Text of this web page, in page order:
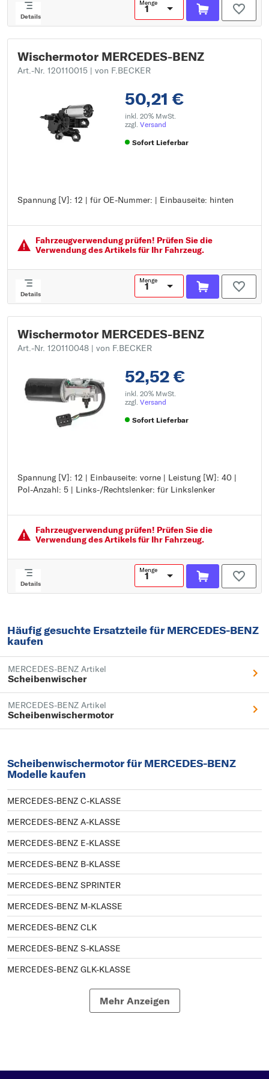
Details
Menge
Wischermotor MERCEDES-BENZ
Art.-Nr. 120110015 | von F.BECKER
50,21 €
inkl. 20% MwSt.
zzgl. Versand
Sofort Lieferbar
Spannung [V]: 12 | für OE-Nummer: | Einbauseite: hinten
Spannung [V]: 12
Einbauseite: hinten
Fahrzeugver­wendung prüfen! Prüfen Sie die
Verwendung des Artikels für Ihr Fahrzeug.
Details
Menge
Wischermotor MERCEDES-BENZ
Art.-Nr. 120110048 | von F.BECKER
52,52 €
inkl. 20% MwSt.
zzgl. Versand
Sofort Lieferbar
Spannung [V]: 12 | Einbauseite: vorne | Leistung [W]: 40 |
Pol-Anzahl: 5 | Links-/Rechtslenker: für Linkslenker
Spannung [V]: 12
Einbauseite: vorne
Pol-Anzahl: 5
Links-/Rechtslenker: für Linkslenker
Fahrzeugver­wendung prüfen! Prüfen Sie die
Verwendung des Artikels für Ihr Fahrzeug.
Details
Menge
Häufig gesuchte Ersatzteile für MERCEDES-BENZ
kaufen
MERCEDES-BENZ Artikel
Scheibenwischer
MERCEDES-BENZ Artikel
Scheibenwischermotor
Scheibenwischermotor für MERCEDES-BENZ
Modelle kaufen
MERCEDES-BENZ C-KLASSE
MERCEDES-BENZ A-KLASSE
MERCEDES-BENZ E-KLASSE
MERCEDES-BENZ B-KLASSE
MERCEDES-BENZ SPRINTER
MERCEDES-BENZ M-KLASSE
MERCEDES-BENZ CLK
MERCEDES-BENZ S-KLASSE
MERCEDES-BENZ GLK-KLASSE
MERCEDES-BENZ SL
MERCEDES-BENZ STUFENHECK
MERCEDES-BENZ VITO / MIXTO
Mehr Anzeigen